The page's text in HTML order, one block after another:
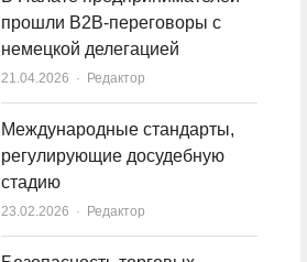
прошли B2B-переговоры с
немецкой делегацией
21.04.2026 Author
Редактор
Международные стандарты,
регулирующие досудебную
стадию
23.02.2026 Author
Редактор